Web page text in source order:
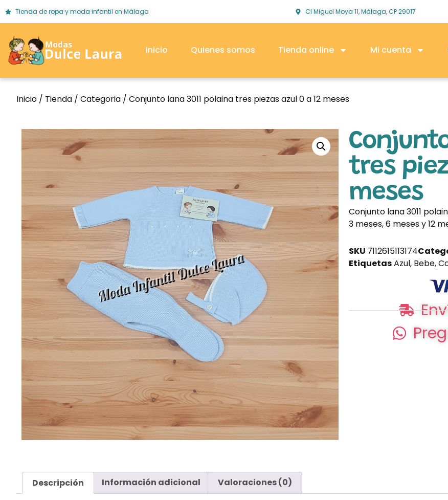
Tienda de ropa y moda infantil en Málaga Cl Miguel Moya 11, Málaga, CP 29017
Inicio Quienes somos Tienda online Mi cuenta
Inicio / Tienda / Categoria / Conjunto lana 3011 polaina tres piezas azul 0 a 12 meses
tres
meses
Conjunto lana 3011
3 meses, 6 meses y 12
SKU 7112615113174
EtiquetasAzul, Bebe,
Descripción Información adicional Valoraciones (0)